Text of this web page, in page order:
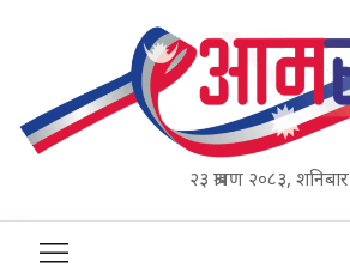
२३ श्रावण २०८३, शनिबार